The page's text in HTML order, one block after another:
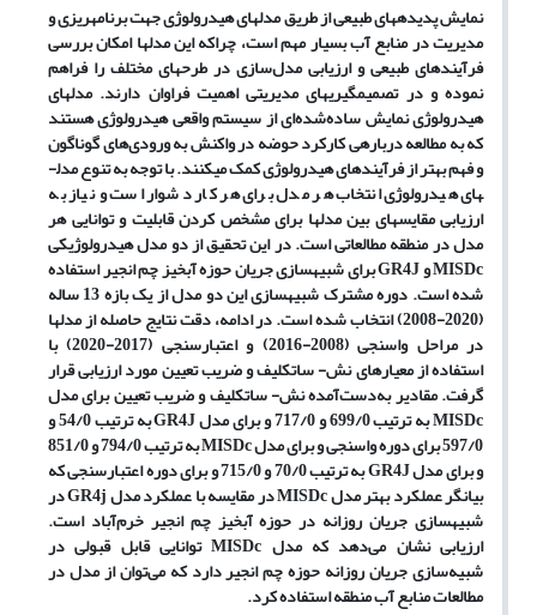
نمایش پدیده­های طبیعی از طریق مدل­های هیدرولوژی جهت برنامه­ریزی و
مدیریت در منابع آب بسیار مهم است، چراکه این مدل­ها امکان بررسی
فرآیندهای طبیعی و ارزیابی مدل‌سازی در طرح­های مختلف را فراهم
نموده و در تصمیم­گیری­های مدیریتی اهمیت فراوان دارند. مدل­های
هیدرولوژی نمایش ساده‌شده‌ای از سیستم واقعی هیدرولوژی هستند
که به مطالعه درباره­ی کارکرد حوضه در واکنش به ورودی‌های گوناگون
و فهم بهتر از فرآیندهای هیدرولوژی کمک می­کنند. با توجه به تنوع مدل­
های هیدرولوژی انتخاب هر مدل برای هر کار دشوار است و نیاز به
ارزیابی مقایسه­ای بین مدل­ها برای مشخص کردن قابلیت و توانایی هر
مدل در منطقه مطالعاتی است. در این تحقیق از دو مدل هیدرولوژیکی
MISDcوGR4Jبرای شبیه­سازی جریان حوزه آبخیز چم انجیر استفاده
شده است. دوره مشترک شبیه­سازی این دو مدل از یک بازه 13 ساله
(2020-2008) انتخاب شده است. در ادامه، دقت نتایج حاصله از مدل­ها
در مراحل واسنجی (2008-2016) و اعتبارسنجی (2017-2020) با
استفاده از معیار­های نش- ساتکلیف و ضریب تعیین مورد ارزیابی قرار
گرفت. مقادیر به‌دست‌آمده نش- ساتکلیف و ضریب تعیین برای مدل
MISDcبه ترتیب 699/0 و 717/0 و برای مدل GR4J به ترتیب 54/0 و
597/0 برای دوره واسنجی و برای مدل MISDc به ترتیب 794/0 و 851/0
و برای مدلGR4J به ترتیب 70/0 و 715/0 و برای دوره اعتبارسنجی که
بیانگر عملکرد بهتر مدلMISDcدر مقایسه با عملکرد مدلGR4jدر
شبیه­سازی جریان روزانه در حوزه آبخیز چم انجیر خرم‌آباد است.
ارزیابی نشان می‌دهد که مدل MISDcتوانایی قابل قبولی در
شبیه‌سازی جریان روزانه حوزه چم انجیر دارد که می‌توان از مدل در
مطالعات منابع آب منطقه استفاده کرد.